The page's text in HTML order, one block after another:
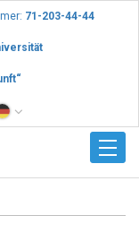
71-203-44-44